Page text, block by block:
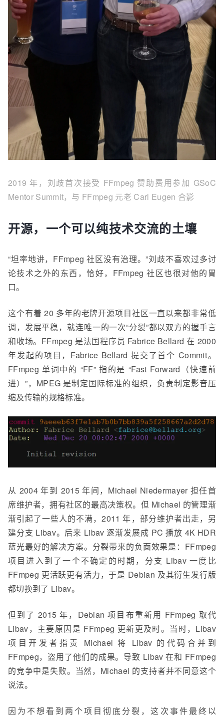
2019 年， 刘歧首次接受 FFmpeg 赞助费用参加 GSoC
Mentor Summit，与 FFmpeg 元老 Carl Eugen 合影
开源，一个可以纯技术交流的土壤
“坦率地讲，FFmpeg 社区没有治理。”刘歧不喜欢过多讨
论技术之外的东西，恰好，FFmpeg 社区也很对他的胃
口。
这个有着 20 多年的老牌开源项目社区一直以来都非常低
调，发展平稳，就连唯一的一次“分裂”都以双方的握手言
和收场。FFmpeg 是法国程序员 Fabrice Bellard 在 2000
年发起的项目，Fabrice Bellard 提交了首个 Commit。
FFmpeg 单词中的 “FF” 指的是 “Fast Forward（快速前
进）”，MPEG 是制定国际标准的组织，负责制定影音压
缩及传输的规格标准。
从 2004 年到 2015 年间，Michael Niedermayer 担任首
席维护者，拥有社区的最高决策权。但 Michael 的管理渐
渐引起了一些人的不满，2011 年，部分维护者出走，另
建分支 Libav。后来 Libav 逐渐发展成 PC 播放 4K HDR
蓝光最好的解决方案。分裂带来的负面效果是：FFmpeg
项目进入到了一个不确定的时期，分支 Libav 一度比
FFmpeg 更活跃更有活力，于是 Debian 及其衍生发行版
都切换到了 Libav。
但到了 2015 年，Debian 项目布重新用 FFmpeg 取代
Libav，主要原因是 FFmpeg 更新更及时。当时，Libav
项目开发者指责 Michael 将 Libav 的代码合并到
FFmpeg，盗用了他们的成果。导致 Libav 在和 FFmpeg
的竞争中是失败。当然，Michael 的支持者并不同意这个
说法。
因为不想看到两个项目彻底分裂，这次事件最终以